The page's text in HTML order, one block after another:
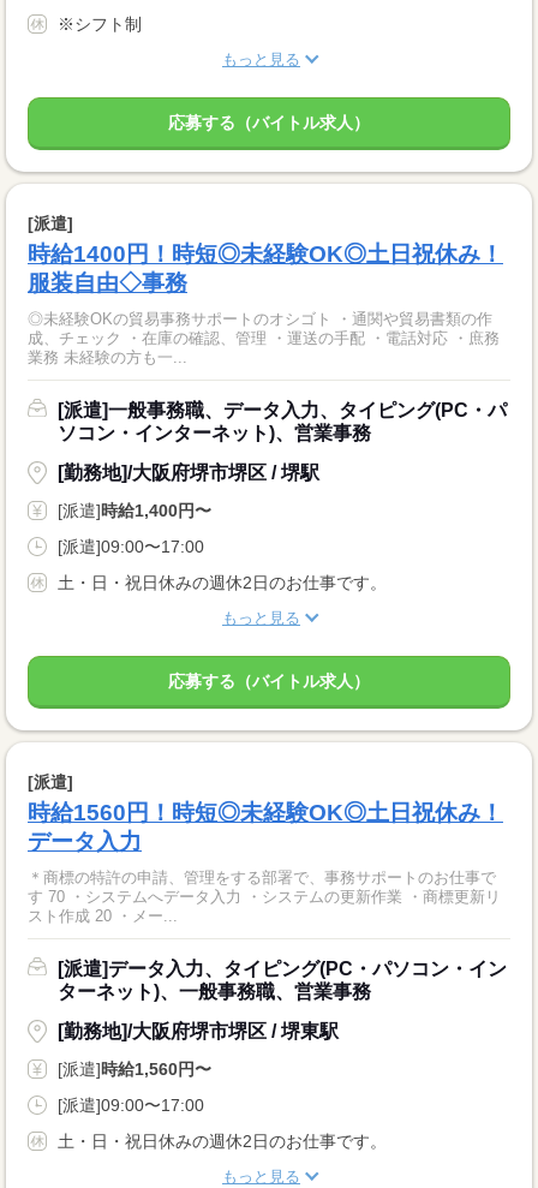
※シフト制
もっと見る
応募する（バイトル求人）
[派遣]
時給1400円！時短◎未経験OK◎土日祝休み！
服装自由◇事務
◎未経験OKの貿易事務サポートのオシゴト ・通関や貿易書類の作
成、チェック ・在庫の確認、管理 ・運送の手配 ・電話対応 ・庶務
業務 未経験の方も一...
[派遣]一般事務職、データ入力、タイピング(PC・パ
ソコン・インターネット)、営業事務
[勤務地]/大阪府堺市堺区 / 堺駅
[派遣]時給1,400円〜
[派遣]09:00〜17:00
土・日・祝日休みの週休2日のお仕事です。
もっと見る
応募する（バイトル求人）
[派遣]
時給1560円！時短◎未経験OK◎土日祝休み！
データ入力
＊商標の特許の申請、管理をする部署で、事務サポートのお仕事で
す 70 ・システムへデータ入力 ・システムの更新作業 ・商標更新リ
スト作成 20 ・メー...
[派遣]データ入力、タイピング(PC・パソコン・イン
ターネット)、一般事務職、営業事務
[勤務地]/大阪府堺市堺区 / 堺東駅
[派遣]時給1,560円〜
[派遣]09:00〜17:00
土・日・祝日休みの週休2日のお仕事です。
もっと見る